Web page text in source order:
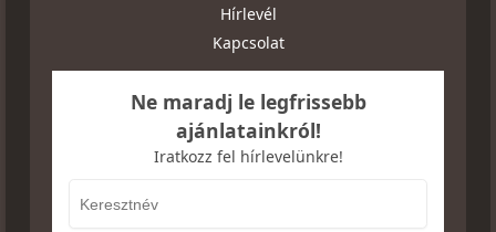
Hírlevél
Kapcsolat
Ne maradj le legfrissebb
ajánlatainkról!
Iratkozz fel hírlevelünkre!